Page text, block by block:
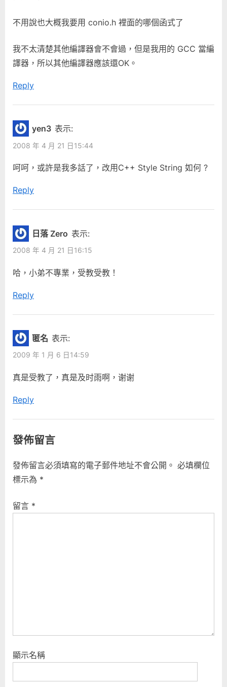
不用說也大概我要用 conio.h 裡面的哪個函式了
我不太清楚其他編譯器會不會過，但是我用的 GCC 當編
譯器，所以其他編譯器應該還OK。
Reply
yen3 表示:
2008 年 4 月 21 日15:44
呵呵，或許是我多話了，改用C++ Style String 如何 ?
Reply
日落 Zero 表示:
2008 年 4 月 21 日16:15
哈，小弟不專業，受教受教！
Reply
匿名 表示:
2009 年 1 月 6 日14:59
真是受教了，真是及时雨啊，谢谢
Reply
發佈留言
發佈留言必須填寫的電子郵件地址不會公開。 必填欄位
標示為 *
留言 *
顯示名稱